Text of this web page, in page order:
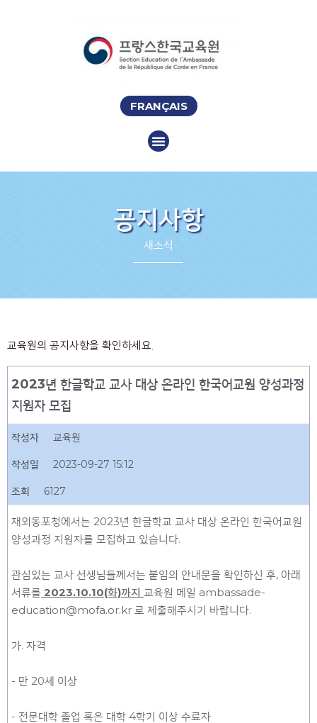
FRANÇAIS
공지사항
새소식
교육원의 공지사항을 확인하세요.
2023년 한글학교 교사 대상 온라인 한국어교원 양성과정
지원자 모집
작성자 교육원
작성일 2023-09-27 15:12
조회 6127
재외동포청에서는 2023년 한글학교 교사 대상 온라인 한국어교원
양성과정 지원자를 모집하고 있습니다.
관심있는 교사 선생님들께서는 붙임의 안내문을 확인하신 후, 아래
서류를 2023.10.10(화)까지 교육원 메일 ambassade-
education@mofa.or.kr 로 제출해주시기 바랍니다.
가. 자격
- 만 20세 이상
- 전문대학 졸업 혹은 대학 4학기 이상 수료자